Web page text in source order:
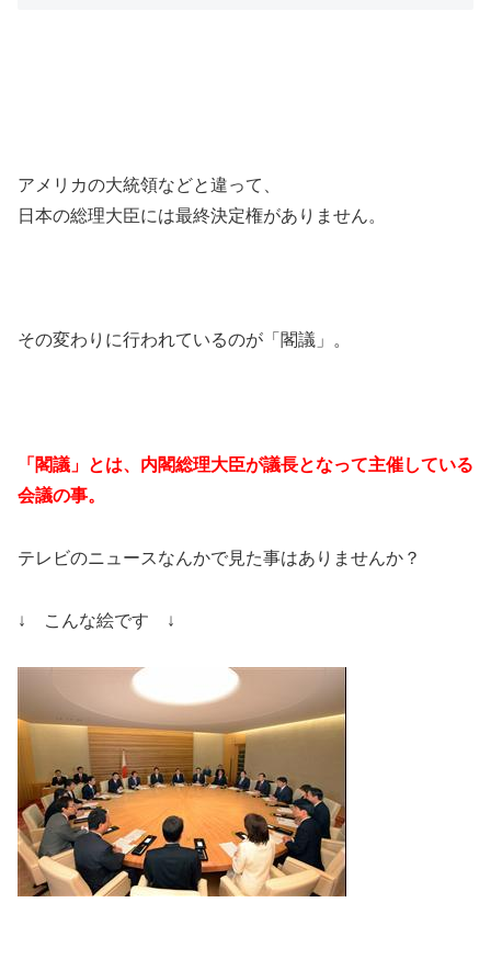
アメリカの大統領などと違って、
日本の総理大臣には最終決定権がありません。
その変わりに行われているのが「閣議」。
「閣議」とは、内閣総理大臣が議長となって主催している
会議の事。
テレビのニュースなんかで見た事はありませんか？
↓ こんな絵です ↓